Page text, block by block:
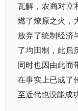
瓦解，农商对立
燃了燎原之火，
放弃了统制经济
了均田制，此后
同时也因由此而
在事实上已成了
至近代也没能成